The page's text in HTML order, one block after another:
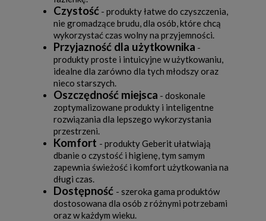
Czystość - produkty łatwe do czyszczenia,
nie gromadzące brudu, dla osób, które chcą
wykorzystać czas wolny na przyjemności.
Przyjazność dla użytkownika -
produkty proste i intuicyjne w użytkowaniu,
idealne dla zarówno dla tych młodszy oraz
nieco starszych.
Oszczędność miejsca - doskonale
zoptymalizowane produkty i inteligentne
rozwiązania dla lepszego wykorzystania
przestrzeni.
Komfort - produkty Geberit ułatwiają
dbanie o czystość i higienę, tym samym
zapewnia świeżość i komfort użytkowania na
długi czas.
Dostępność - szeroka gama produktów
dostosowana dla osób z różnymi potrzebami
oraz w każdym wieku.